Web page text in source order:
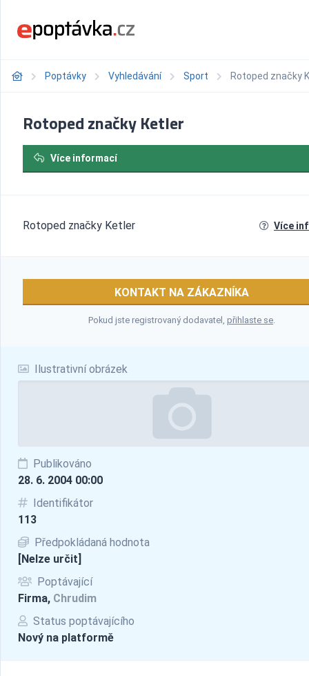
Poptávky Vyhledávání Sport Rotoped značky
Ilustrativní obrázek
Publikováno
28. 6. 2004 00:00
Identifikátor
113
Předpokládaná hodnota
[Nelze určit]
Poptávající
Firma, Chrudim
Status poptávajícího
Nový na platformě
Rotoped značky Ketler
Více informací
Rotoped značky Ketler Více
KONTAKT NA ZÁKAZNÍKA
Pokud jste registrovaný dodavatel, přihlaste se.